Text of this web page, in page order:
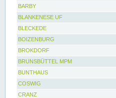
BARBY
BLANKENESE UF
BLECKEDE
BOIZENBURG
BROKDORF
BRUNSBÜTTEL MPM
BUNTHAUS
COSWIG
CRANZ